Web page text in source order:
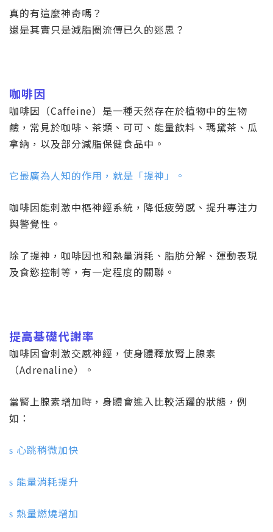
真的有這麼神奇嗎？
還是其實只是減脂圈流傳已久的迷思？
咖啡因
咖啡因（Caffeine）是一種天然存在於植物中的生物
鹼，常見於咖啡、茶類、可可、能量飲料、瑪黛茶、瓜
拿納，以及部分減脂保健食品中。
它最廣為人知的作用，就是「提神」。
咖啡因能刺激中樞神經系統，降低疲勞感、提升專注力
與警覺性。
除了提神，咖啡因也和熱量消耗、脂肪分解、運動表現
及食慾控制等，有一定程度的關聯。
提高基礎代謝率
咖啡因會刺激交感神經，使身體釋放腎上腺素
（Adrenaline）。
當腎上腺素增加時，身體會進入比較活躍的狀態，例
如：
s 心跳稍微加快
s 能量消耗提升
s 熱量燃燒增加